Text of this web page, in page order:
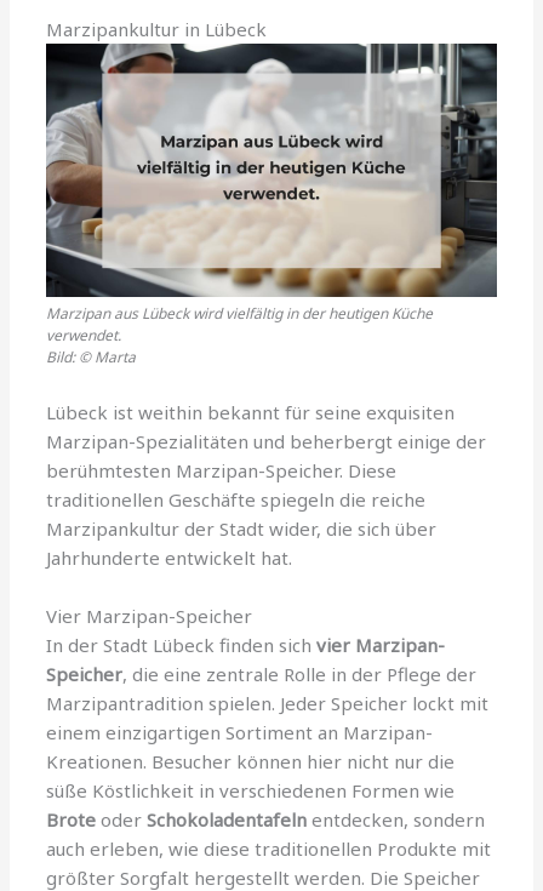
Marzipankultur in Lübeck
Marzipan aus Lübeck wird vielfältig in der heutigen Küche
verwendet.
Bild: © Marta
Lübeck ist weithin bekannt für seine exquisiten
Marzipan-Spezialitäten und beherbergt einige der
berühmtesten Marzipan-Speicher. Diese
traditionellen Geschäfte spiegeln die reiche
Marzipankultur der Stadt wider, die sich über
Jahrhunderte entwickelt hat.
Vier Marzipan-Speicher
In der Stadt Lübeck finden sichvier Marzipan-
Speicher, die eine zentrale Rolle in der Pflege der
Marzipantradition spielen. Jeder Speicher lockt mit
einem einzigartigen Sortiment an Marzipan-
Kreationen. Besucher können hier nicht nur die
süße Köstlichkeit in verschiedenen Formen wie
Brote oderSchokoladentafeln entdecken, sondern
auch erleben, wie diese traditionellen Produkte mit
größter Sorgfalt hergestellt werden. Die Speicher